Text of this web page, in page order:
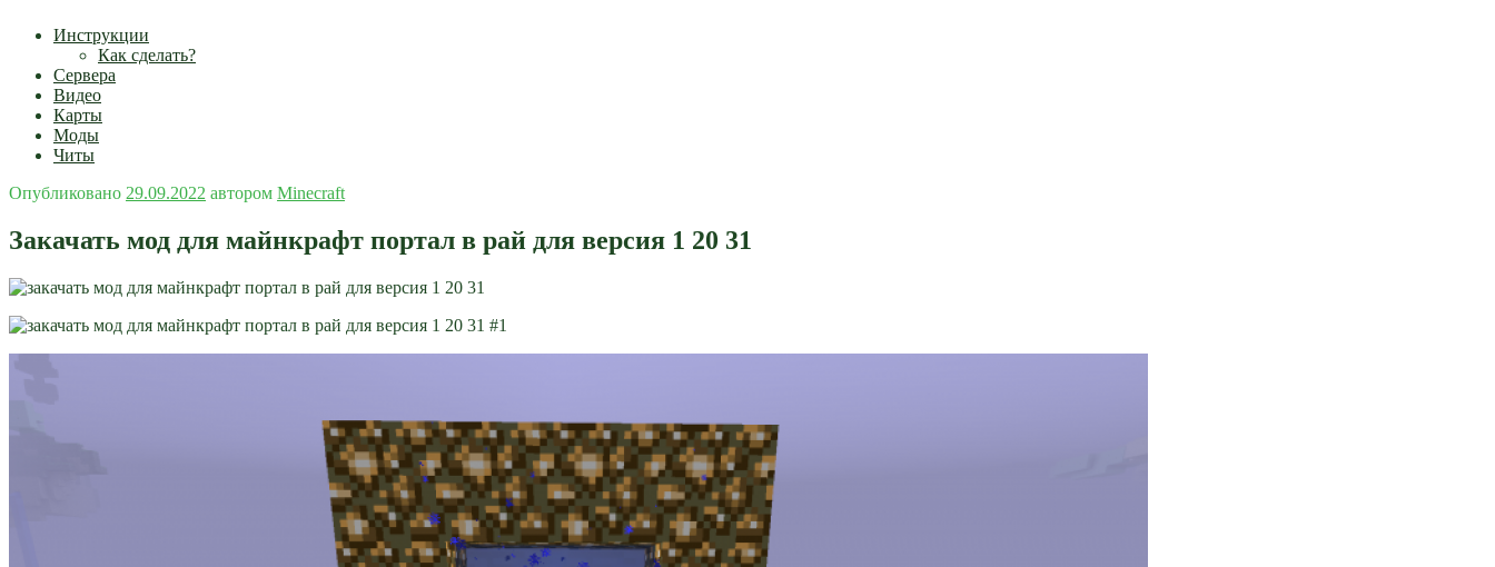
Инструкции
Как сделать?
Сервера
Видео
Карты
Моды
Читы
Опубликовано 29.09.2022 автором Minecraft
Закачать мод для майнкрафт портал в рай для версия 1 20 31